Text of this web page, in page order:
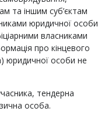
та іншим суб’єктам
юридичної особи
власниками
про кінцевого
юридичної особи не
тендерна
особа.